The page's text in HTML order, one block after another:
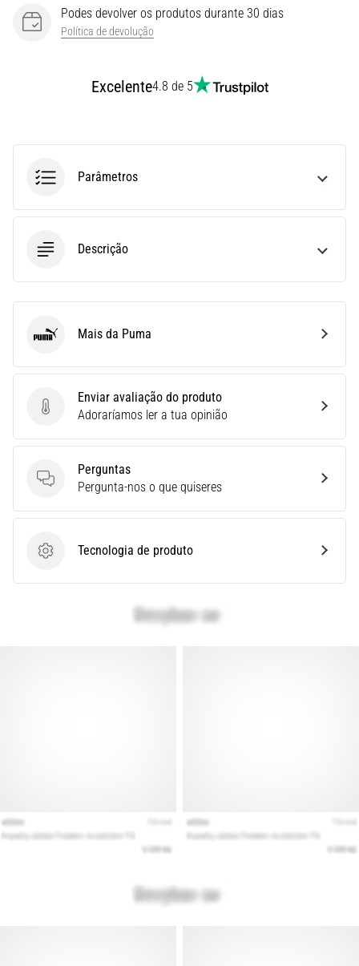
6. 8. 2026
Causas,
O
joelho
síndrome
do
iliotibial
(STIT),
é
um
problema
muito
comum
que…
Podes devolver os produtos durante 30 dias
Política de devolução
Excelente4.8 de 5
Parâmetros
Descrição
Enviar avaliação do produto
Enviar avaliação do produto
Adoraríamos ler a tua opinião
Perguntas
Perguntas
Pergunta-nos o que quiseres
Tecnologia de produto
Tecnologia de produto
Puma Mais da Puma